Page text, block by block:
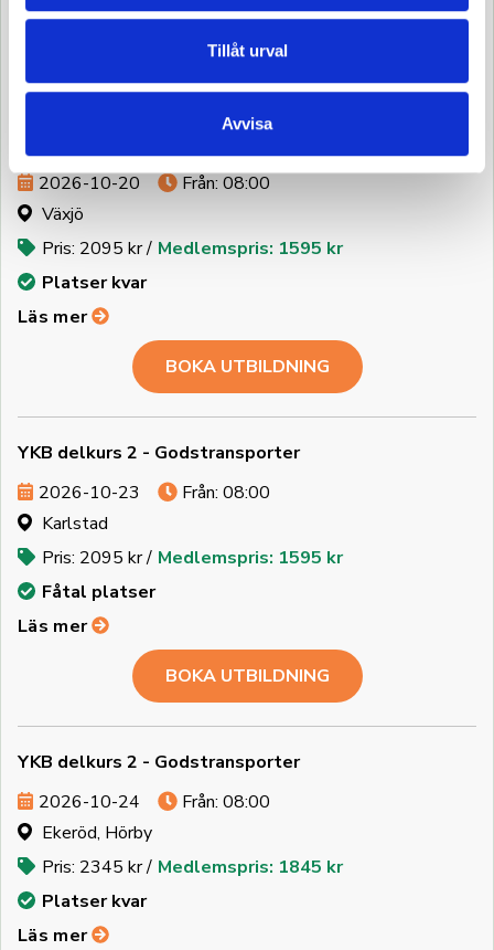
Tillåt urval
Avvisa
Läs mer
BOKA UTBILDNING
2026-10-20
Från: 08:00
Växjö
Pris: 2095 kr / Medlemspris: 1595 kr
Platser kvar
Läs mer
BOKA UTBILDNING
YKB delkurs 2 - Godstransporter
2026-10-23
Från: 08:00
Karlstad
Pris: 2095 kr / Medlemspris: 1595 kr
Fåtal platser
Läs mer
BOKA UTBILDNING
YKB delkurs 2 - Godstransporter
2026-10-24
Från: 08:00
Ekeröd, Hörby
Pris: 2345 kr / Medlemspris: 1845 kr
Platser kvar
Läs mer